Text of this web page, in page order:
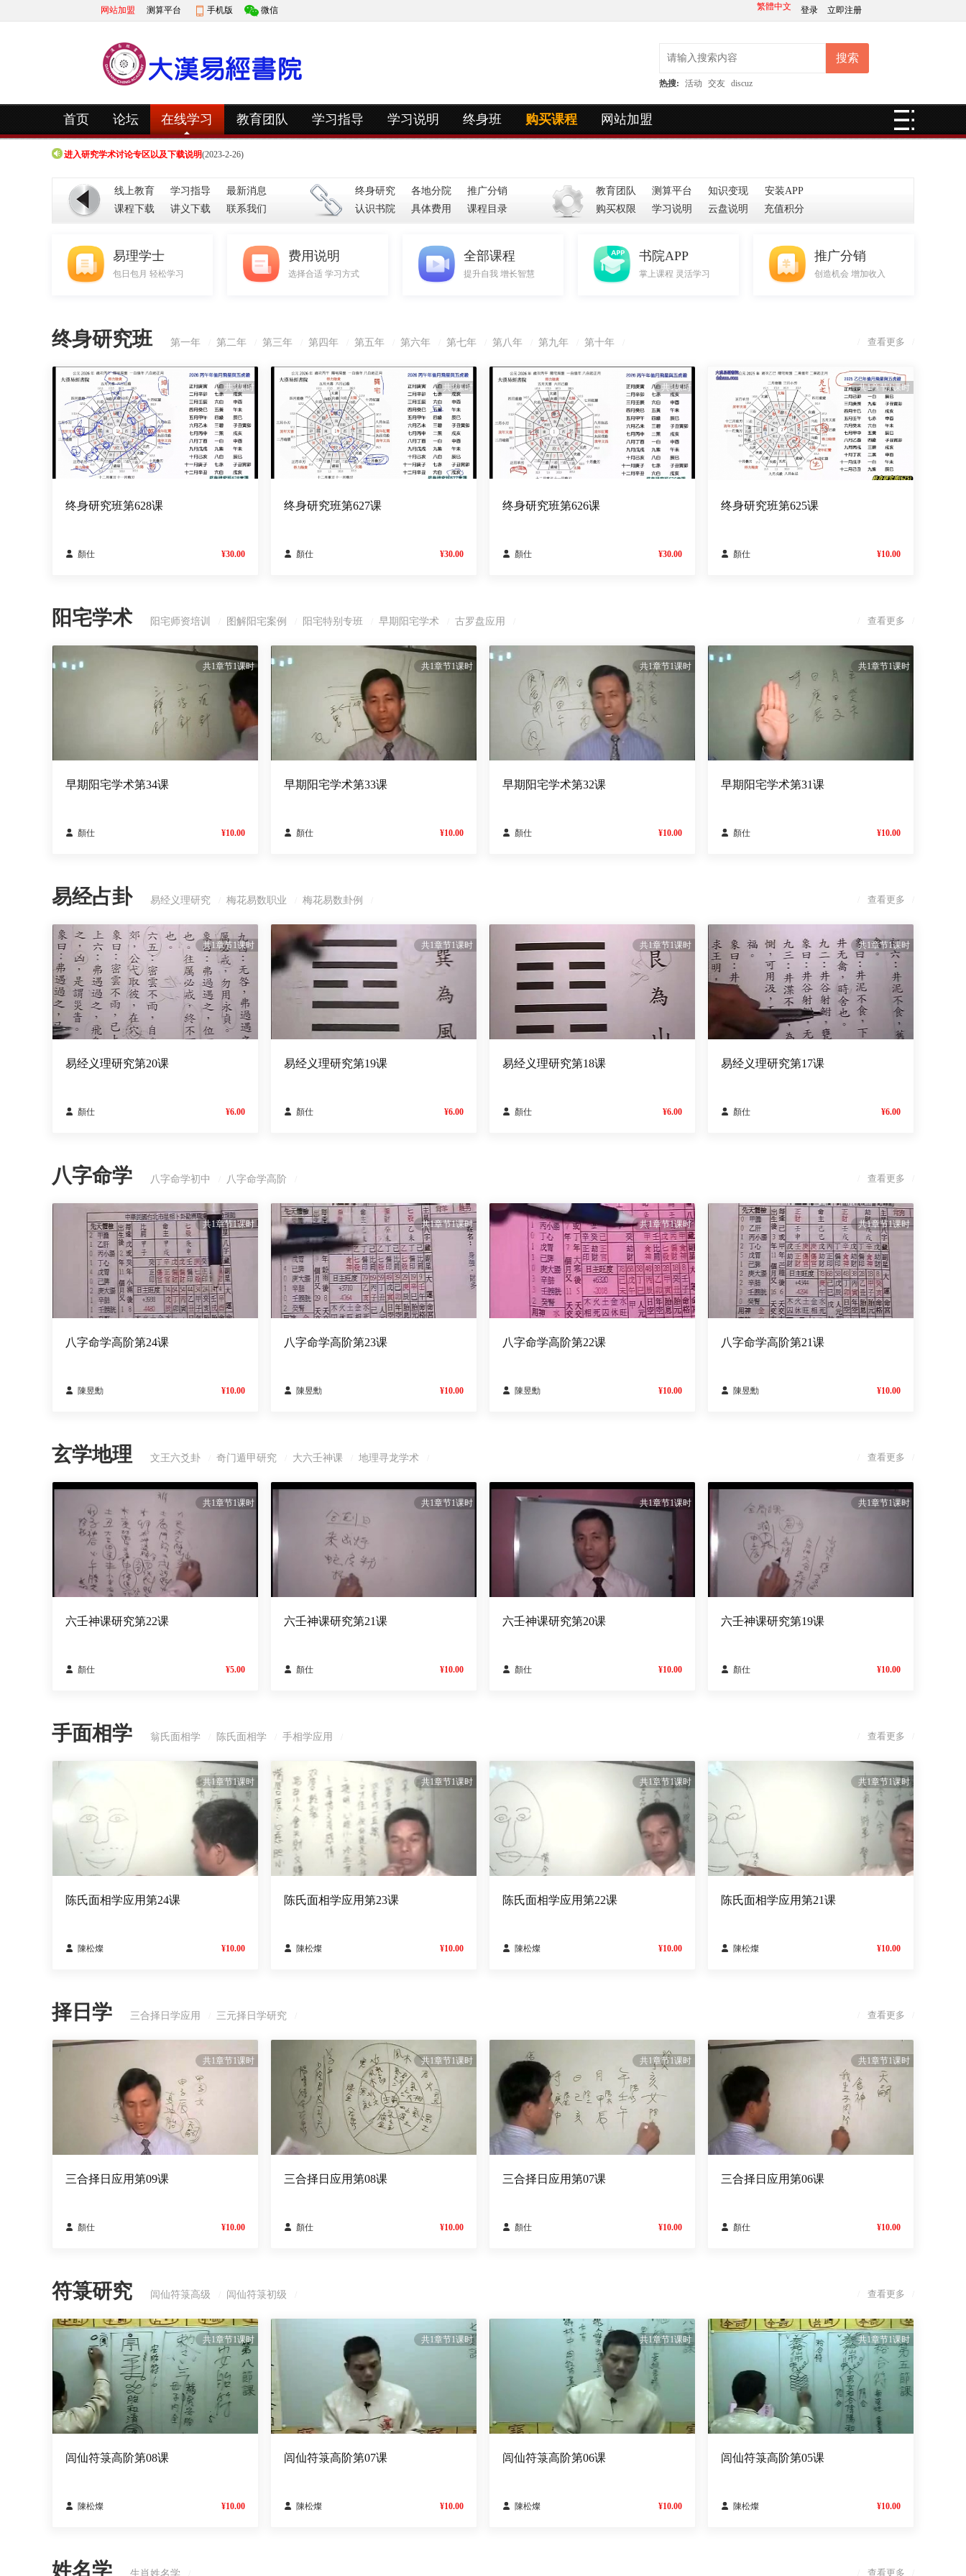
网站加盟 测算平台 手机版 微信 登录 立即注册
繁體中文
搜索
热搜: 活动 交友 discuz
快捷导航
首页 论坛 在线学习 教育团队 学习指导 学习说明 终身班 购买课程 网站加盟
进入研究学术讨论专区以及下载说明(2023-3-20)
进入研究学术讨论专区以及下载说明(2023-2-26)
进入研究学术讨论专区以及下载说明 (2023-2-26)
线上教育 学习指导
最新消息
课程下载
讲义下载 联系我们
终身研究 各地分院
推广分销
认识书院
具体费用 课程目录
教育团队 测算平台 知识变现
安装APP
购买权限
学习说明 云盘说明 充值积分
易理学士
包日包月 轻松学习
费用说明
选择合适 学习方式
全部课程
提升自我 增长智慧
书院APP
掌上课程 灵活学习
推广分销
创造机会 增加收入
终身研究班 查看更多
第一年 第二年 第三年 第四年 第五年 第六年 第七年 第八年 第九年 第十年
共1课时
终身研究班第628课
 顏仕 ¥30.00
共1课时
终身研究班第627课
 顏仕 ¥30.00
共1课时
终身研究班第626课
 顏仕 ¥30.00
共1章节1课时
终身研究班第625课
 顏仕 ¥10.00
阳宅学术 查看更多
阳宅师资培训 图解阳宅案例 阳宅特别专班 早期阳宅学术 古罗盘应用
共1章节1课时
早期阳宅学术第34课
 顏仕 ¥10.00
共1章节1课时
早期阳宅学术第33课
 顏仕 ¥10.00
共1章节1课时
早期阳宅学术第32课
 顏仕 ¥10.00
共1章节1课时
早期阳宅学术第31课
 顏仕 ¥10.00
易经占卦 查看更多
易经义理研究 梅花易数职业 梅花易数卦例
共1章节1课时
易经义理研究第20课
 顏仕 ¥6.00
共1章节1课时
易经义理研究第19课
 顏仕 ¥6.00
共1章节1课时
易经义理研究第18课
 顏仕 ¥6.00
共1章节1课时
易经义理研究第17课
 顏仕 ¥6.00
八字命学 查看更多
八字命学初中 八字命学高阶
共1章节1课时
八字命学高阶第24课
 陳昱勳 ¥10.00
共1章节1课时
八字命学高阶第23课
 陳昱勳 ¥10.00
共1章节1课时
八字命学高阶第22课
 陳昱勳 ¥10.00
共1章节1课时
八字命学高阶第21课
 陳昱勳 ¥10.00
玄学地理 查看更多
文王六爻卦 奇门遁甲研究 大六壬神课 地理寻龙学术
共1章节1课时
六壬神课研究第22课
 顏仕 ¥5.00
共1章节1课时
六壬神课研究第21课
 顏仕 ¥10.00
共1章节1课时
六壬神课研究第20课
 顏仕 ¥10.00
共1章节1课时
六壬神课研究第19课
 顏仕 ¥10.00
手面相学 查看更多
翁氏面相学 陈氏面相学 手相学应用
共1章节1课时
陈氏面相学应用第24课
 陳松燦 ¥10.00
共1章节1课时
陈氏面相学应用第23课
 陳松燦 ¥10.00
共1章节1课时
陈氏面相学应用第22课
 陳松燦 ¥10.00
共1章节1课时
陈氏面相学应用第21课
 陳松燦 ¥10.00
择日学 查看更多
三合择日学应用 三元择日学研究
共1章节1课时
三合择日应用第09课
 顏仕 ¥10.00
共1章节1课时
三合择日应用第08课
 顏仕 ¥10.00
共1章节1课时
三合择日应用第07课
 顏仕 ¥10.00
共1章节1课时
三合择日应用第06课
 顏仕 ¥10.00
符箓研究 查看更多
闾仙符箓高级 闾仙符箓初级
共1章节1课时
闾仙符箓高阶第08课
 陳松燦 ¥10.00
共1章节1课时
闾仙符箓高阶第07课
 陳松燦 ¥10.00
共1章节1课时
闾仙符箓高阶第06课
 陳松燦 ¥10.00
共1章节1课时
闾仙符箓高阶第05课
 陳松燦 ¥10.00
姓名学 查看更多
生肖姓名学